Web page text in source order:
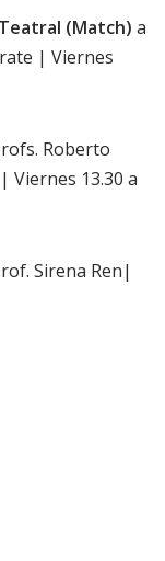
(Match) a
| Viernes
Roberto
Viernes 13.30 a
Sirena Ren|